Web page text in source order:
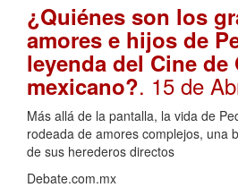
¿Quiénes son los
amores e hijos de
leyenda del Cine de
mexicano?. 15 de
Más allá de la pantalla, la vida de
rodeada de amores complejos, una
de sus herederos directos
Debate.com.mx